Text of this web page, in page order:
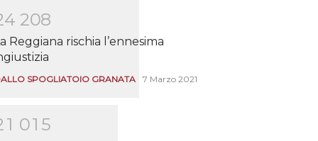
4 208
Reggiana rischia l’ennesima
SPOGLIATOIO GRANATA 7 Marzo 2021
1 01 5